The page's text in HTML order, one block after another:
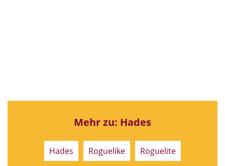
Mehr zu: Hades
Hades Roguelike Roguelite